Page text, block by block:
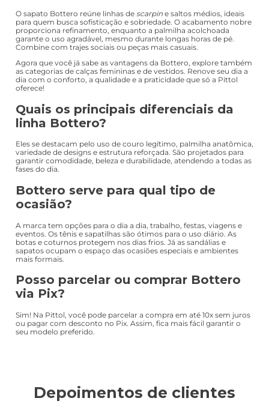
O sapato Bottero reúne linhas de scarpin e saltos médios, ideais
para quem busca sofisticação e sobriedade. O acabamento nobre
proporciona refinamento, enquanto a palmilha acolchoada
garante o uso agradável, mesmo durante longas horas de pé.
Combine com trajes sociais ou peças mais casuais.
Agora que você já sabe as vantagens da Bottero, explore também
as categorias de calças femininas e de vestidos. Renove seu dia a
dia com o conforto, a qualidade e a praticidade que só a Pittol
oferece!
Quais os principais diferenciais da
linha Bottero?
Eles se destacam pelo uso de couro legítimo, palmilha anatômica,
variedade de designs e estrutura reforçada. São projetados para
garantir comodidade, beleza e durabilidade, atendendo a todas as
fases do dia.
Bottero serve para qual tipo de
ocasião?
A marca tem opções para o dia a dia, trabalho, festas, viagens e
eventos. Os tênis e sapatilhas são ótimos para o uso diário. As
botas e coturnos protegem nos dias frios. Já as sandálias e
sapatos ocupam o espaço das ocasiões especiais e ambientes
mais formais.
Posso parcelar ou comprar Bottero
via Pix?
Sim! Na Pittol, você pode parcelar a compra em até 10x sem juros
ou pagar com desconto no Pix. Assim, fica mais fácil garantir o
seu modelo preferido.